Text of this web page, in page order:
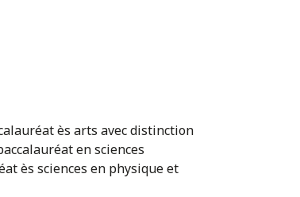
ès arts avec distinction
en sciences
ès sciences en physique et